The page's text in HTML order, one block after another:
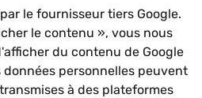
le fournisseur tiers Google.
le contenu », vous nous
du contenu de Google
données personnelles peuvent
à des plateformes